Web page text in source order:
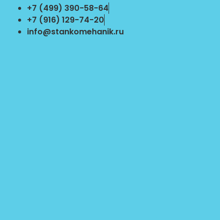
Перейти
содержимому
+7 (499) 390-58-64
+7 (916) 129-74-20
info@stankomehanik.ru